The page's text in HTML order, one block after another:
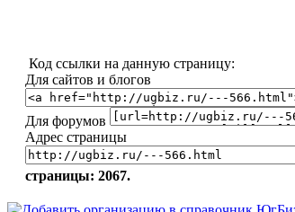
Код ссылки на данную страницу:
Для сайтов и блогов
Для форумов
Адрес страницы
страницы: 2067.